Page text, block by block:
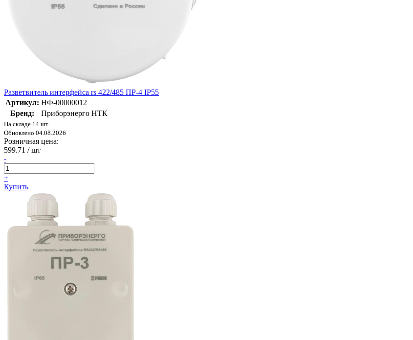
Разветвитель интерфейса rs 422/485 ПР-4 IP55
Артикул: НФ-00000012
Бренд:
Приборэнерго НТК
На складе 14 шт
Обновлено 04.08.2026
Розничная цена:
599.71 / шт
-
+
Купить